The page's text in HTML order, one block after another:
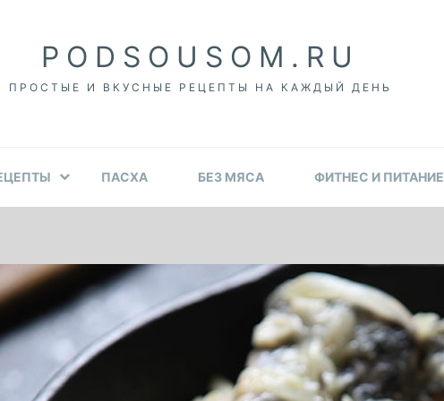
PODSOUSOM.RU
ПРОСТЫЕ И ВКУСНЫЕ РЕЦЕПТЫ НА КАЖДЫЙ ДЕНЬ
ПАСХА БЕЗ МЯСА ФИТНЕС И ПИТАНИЕ